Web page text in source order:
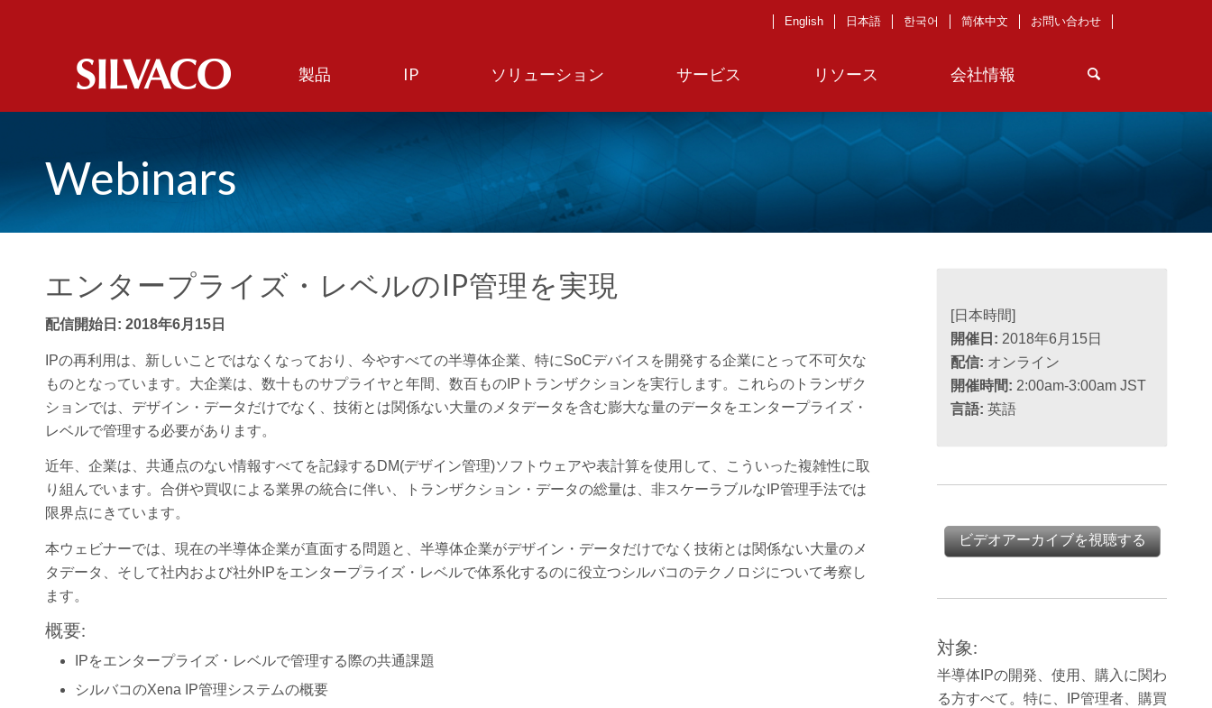
製品 IP ソリューション サービス リソース 会社情報
English 日本語 한국어 简体中文 お問い合わせ
Webinars
エンタープライズ・レベルのIP管理を実現
配信開始日: 2018年6月15日
IPの再利用は、新しいことではなくなっており、今やすべての半導体企業、特にSoCデバイスを開発する企業にとって不可欠な
ものとなっています。大企業は、数十ものサプライヤと年間、数百ものIPトランザクションを実行します。これらのトランザク
ションでは、デザイン・データだけでなく、技術とは関係ない大量のメタデータを含む膨大な量のデータをエンタープライズ・
レベルで管理する必要があります。
近年、企業は、共通点のない情報すべてを記録するDM(デザイン管理)ソフトウェアや表計算を使用して、こういった複雑性に取
り組んでいます。合併や買収による業界の統合に伴い、トランザクション・データの総量は、非スケーラブルなIP管理手法では
限界点にきています。
本ウェビナーでは、現在の半導体企業が直面する問題と、半導体企業がデザイン・データだけでなく技術とは関係ない大量のメ
タデータ、そして社内および社外IPをエンタープライズ・レベルで体系化するのに役立つシルバコのテクノロジについて考察し
ます。
概要:
IPをエンタープライズ・レベルで管理する際の共通課題
シルバコのXena IP管理システムの概要
[日本時間]
開催日: 2018年6月15日
配信: オンライン
開催時間: 2:00am-3:00am JST
言語: 英語
ビデオアーカイブを視聴する
対象:
半導体IPの開発、使用、購入に関わ
る方すべて。特に、IP管理者、購買